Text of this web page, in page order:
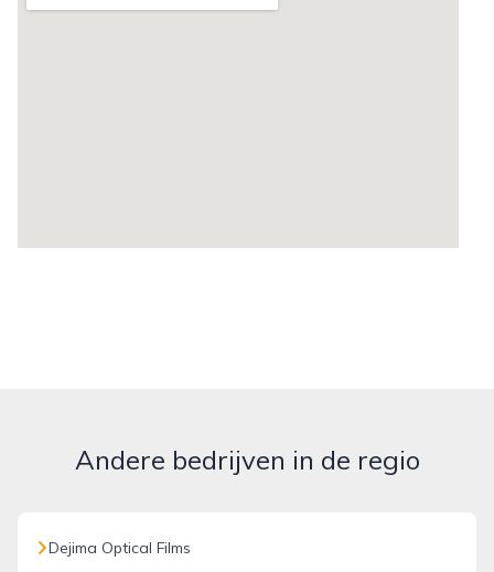
Andere bedrijven in de regio
Dejima Optical Films